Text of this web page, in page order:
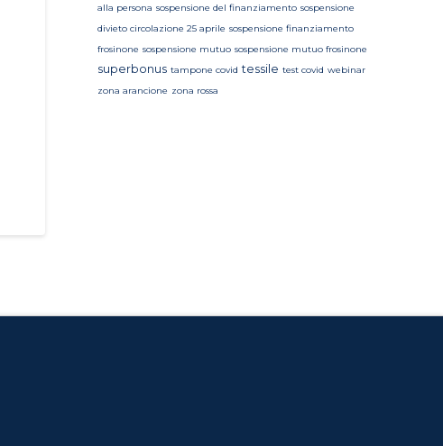
alla persona sospensione del finanziamento sospensione
divieto circolazione 25 aprile sospensione finanziamento
frosinone sospensione mutuo sospensione mutuo frosinone
superbonus tampone covid tessile test covid webinar
zona arancione zona rossa